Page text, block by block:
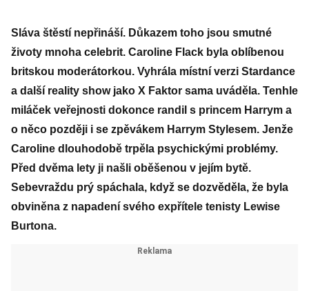
Sláva štěstí nepřináší. Důkazem toho jsou smutné
životy mnoha celebrit. Caroline Flack byla oblíbenou
britskou moderátorkou. Vyhrála místní verzi Stardance
a další reality show jako X Faktor sama uváděla. Tenhle
miláček veřejnosti dokonce randil s princem Harrym a
o něco později i se zpěvákem Harrym Stylesem. Jenže
Caroline dlouhodobě trpěla psychickými problémy.
Před dvěma lety ji našli oběšenou v jejím bytě.
Sebevraždu prý spáchala, když se dozvěděla, že byla
obviněna z napadení svého expřítele tenisty Lewise
Burtona.